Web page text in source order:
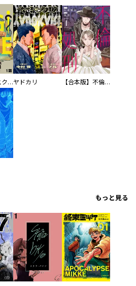
逃亡者～アスクレピオスの杖～ヤドカリ 【合本版】不倫処刑
もっと見る